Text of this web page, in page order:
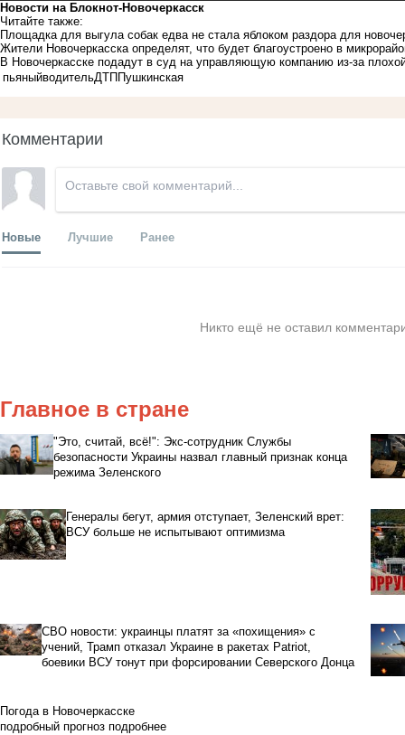
Новости на Блoкнoт-Новочеркасск
Читайте также:
Площадка для выгула собак едва не стала яблоком раздора для
Жители Новочеркасска определят, что будет благоустроено в
В Новочеркасске подадут в суд на управляющую компанию из-за
пьяныйводительДТП Пушкинская
Комментарии
Новые Лучшие Ранее
Никто ещё не оставил
Главное в стране
"Это, считай, всё!": Экс-сотрудник Службы
безопасности Украины назвал главный признак конца
режима Зеленского
Генералы бегут, армия отступает, Зеленский врет:
ВСУ больше не испытывают оптимизма
СВО новости: украинцы платят за «похищения» с
учений, Трамп отказал Украине в ракетах Patriot,
боевики ВСУ тонут при форсировании Северского Донца
Погода в Новочеркасске
подробный прогноз подробнее